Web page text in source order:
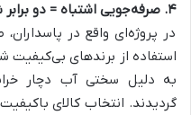
۴. صرفه‌جویی اشتباه = دو برابر شدن هزینه در آینده
در پروژه‌ای واقع در
استفاده از برندهای
به دلیل سختی آب دچار
گردیدند. انتخاب کالای